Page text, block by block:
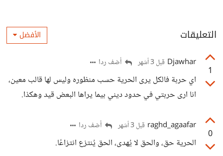
التعليقات الأفضل
1
Djawhar قبل 3 أشهر أضف ردا
اي حربة فالكل يرى الحرية حسب منظوره وليس لها قالب معين،
انا ارى حربتي في حدود ديني بيما يراها البعض قيد وهكذا.
0
raghd_agaafar قبل 3 أشهر أضف ردا
الحرية حق، والحق لا يُهدى، الحق يُنتزع انتزاعًا.